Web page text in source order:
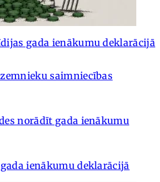
gada ienākumu deklarācijā
saimniecības
norādīt gada ienākumu
ienākumu deklarācijā